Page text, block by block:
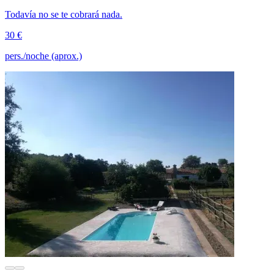
Todavía no se te cobrará nada.
30 €
pers./noche (aprox.)